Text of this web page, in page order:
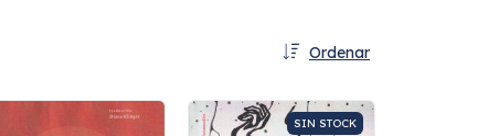
Ordenar
SIN STOCK